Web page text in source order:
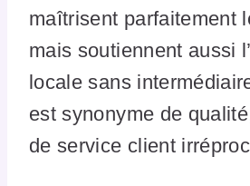
maîtrisent parfaitement
mais soutiennent aussi
locale sans
est synonyme de
de service client